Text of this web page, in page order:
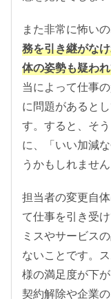
また非常に怖いの
務を引き継がな
体の姿勢も疑わ
当によって仕事
に問題があると
す。すると、そ
に、「いい加減
うかもしれません
担当者の変更自
て仕事を引き受
ミスやサービス
ないことです。
様の満足度が下
契約解除や企業